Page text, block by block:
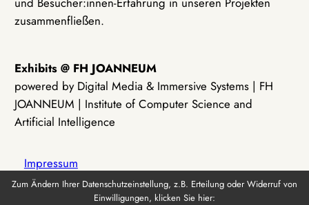
zusammenfließen.
Exhibits @ FH JOANNEUM
powered by Digital Media & Immersive Systems | FH
JOANNEUM | Institute of Computer Science and
Artificial Intelligence
Impressum
Zum Ändern Ihrer Datenschutzeinstellung, z.B. Erteilung oder Widerruf von
Einwilligungen, klicken Sie hier: